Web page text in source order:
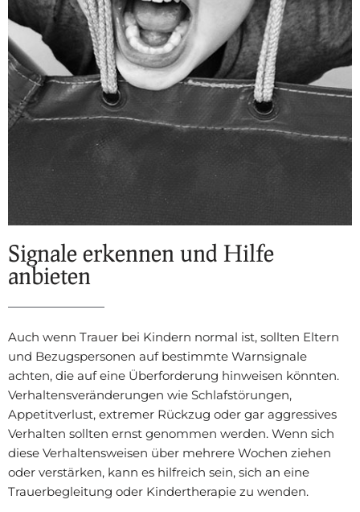
Signale erkennen und Hilfe
anbieten
Auch wenn Trauer bei Kindern normal ist, sollten Eltern
und Bezugspersonen auf bestimmte Warnsignale
achten, die auf eine Überforderung hinweisen könnten.
Verhaltensveränderungen wie Schlafstörungen,
Appetitverlust, extremer Rückzug oder gar aggressives
Verhalten sollten ernst genommen werden. Wenn sich
diese Verhaltensweisen über mehrere Wochen ziehen
oder verstärken, kann es hilfreich sein, sich an eine
Trauerbegleitung oder Kindertherapie zu wenden.